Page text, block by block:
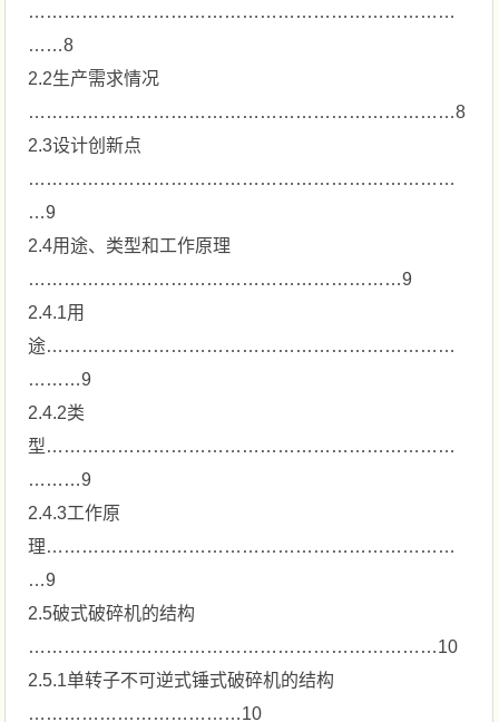
………………………………………………………………
……8
2.2生产需求情况
………………………………………………………………8
2.3设计创新点
………………………………………………………………
…9
2.4用途、类型和工作原理
………………………………………………………9
2.4.1用
途……………………………………………………………
………9
2.4.2类
型……………………………………………………………
………9
2.4.3工作原
理……………………………………………………………
…9
2.5破式破碎机的结构
……………………………………………………………10
2.5.1单转子不可逆式锤式破碎机的结构
………………………………10